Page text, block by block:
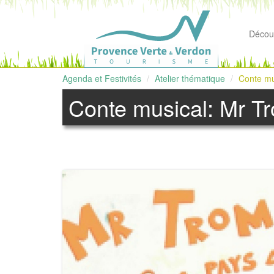
Agenda et Festivités Atelier thématique Conte
Conte musical: Mr